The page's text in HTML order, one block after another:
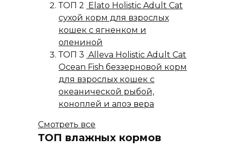
ТОП 2 Elato Holistic Adult Cat
сухой корм для взрослых
кошек с ягненком и
олениной
ТОП 3 Alleva Holistic Adult Cat
Ocean Fish беззерновой корм
для взрослых кошек с
океанической рыбой,
коноплей и алоэ вера
Смотреть все
ТОП влажных кормов